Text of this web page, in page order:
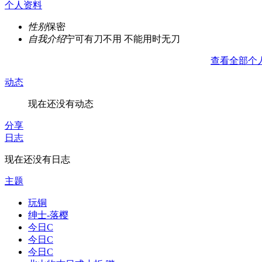
个人资料
性别保密
自我介绍宁可有刀不用 不能用时无刀
查看全部个
动态
现在还没有动态
分享
日志
现在还没有日志
主题
玩铜
绅士-落樱
今日C
今日C
今日C